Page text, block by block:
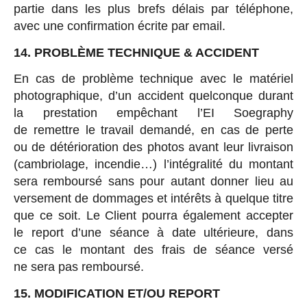
partie dans les plus brefs délais par téléphone,
avec une confirmation écrite par email.
14. PROBLÈME TECHNIQUE & ACCIDENT
En cas de problème technique avec le matériel
photographique, d’un accident quelconque durant
la prestation empêchant l’EI Soegraphy
de remettre le travail demandé, en cas de perte
ou de détérioration des photos avant leur livraison
(cambriolage, incendie…) l’intégralité du montant
sera remboursé sans pour autant donner lieu au
versement de dommages et intérêts à quelque titre
que ce soit. Le Client pourra également accepter
le report d’une séance à date ultérieure, dans
ce cas le montant des frais de séance versé
ne sera pas remboursé.
15. MODIFICATION ET/OU REPORT